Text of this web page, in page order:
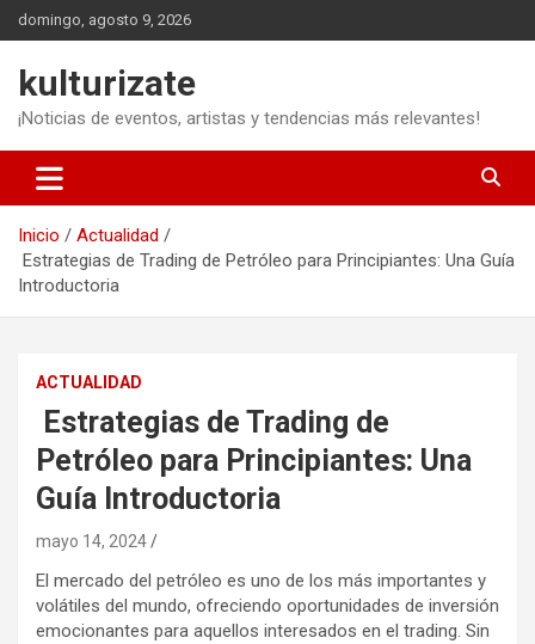
Saltar
al
domingo, agosto 9, 2026
kulturizate
¡Noticias de eventos, artistas y tendencias más relevantes!
Inicio
Actualidad
Estrategias de Trading de Petróleo para Principiantes: Una Guía
Introductoria
ACTUALIDAD
Estrategias de Trading de
Petróleo para Principiantes: Una
Guía Introductoria
mayo 14, 2024
El mercado del petróleo es uno de los más importantes y
volátiles del mundo, ofreciendo oportunidades de inversión
emocionantes para aquellos interesados en el trading. Sin